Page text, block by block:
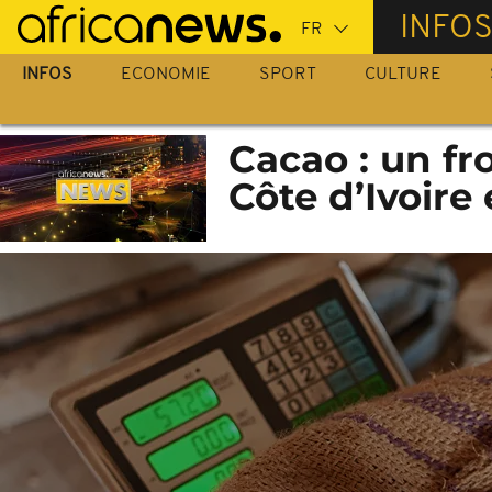
Passer
au
contenu
INFOS
INFOS ECONOMIE SPORT CULTURE
Cacao : un
Côte d’Ivoire